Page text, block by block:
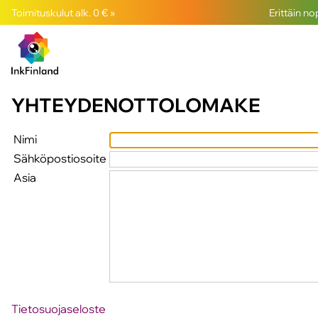
Toimituskulut alk. 0 € » Erittäin
YHTEYDENOTTOLOMAKE
Nimi
Sähköpostiosoite
Asia
Tietosuojaseloste